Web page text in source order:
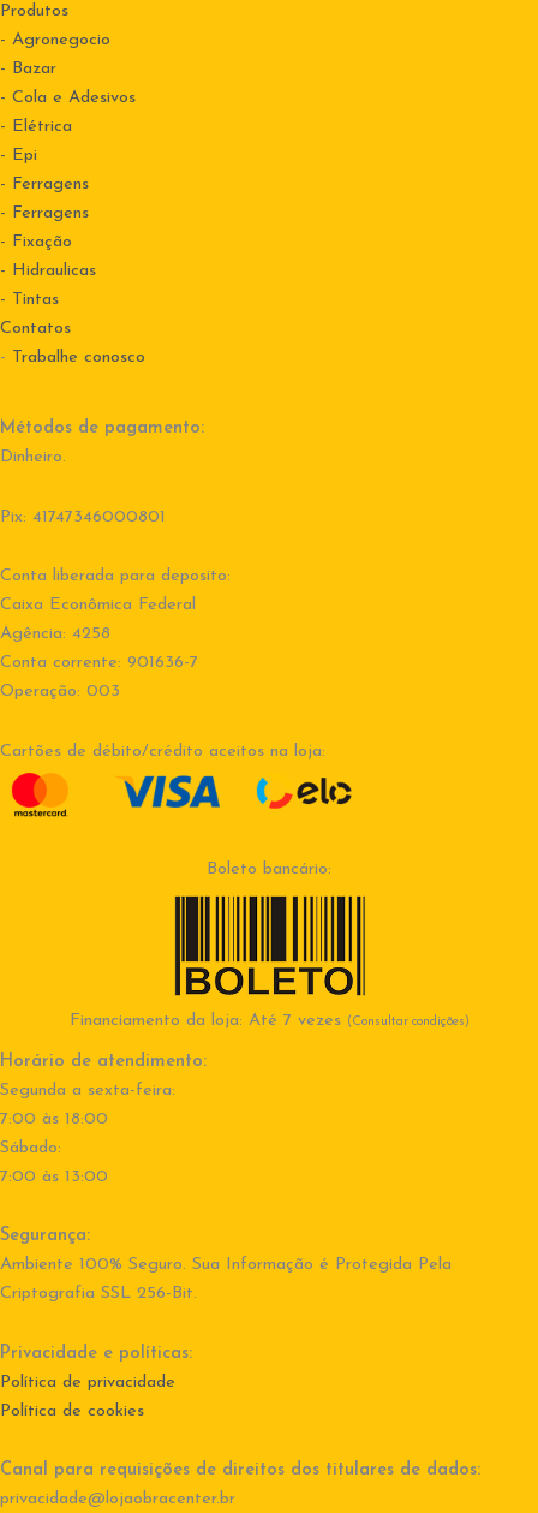
Produtos
- Agronegocio
- Bazar
- Cola e Adesivos
- Elétrica
- Epi
- Ferragens
- Ferragens
- Fixação
- Hidraulicas
- Tintas
Contatos
- Trabalhe conosco
Métodos de pagamento:
Dinheiro.
Pix: 41747346000801
Conta liberada para deposito:
Caixa Econômica Federal
Agência: 4258
Conta corrente: 901636-7
Operação: 003
Cartões de débito/crédito aceitos na loja:
Boleto bancário:
Financiamento da loja: Até 7 vezes (Consultar condições)
Horário de atendimento:
Segunda a sexta-feira:
7:00 às 18:00
Sábado:
7:00 às 13:00
Segurança:
Ambiente 100% Seguro. Sua Informação é Protegida Pela
Criptografia SSL 256-Bit.
Privacidade e políticas:
Política de privacidade
Política de cookies
Canal para requisições de direitos dos titulares de dados:
privacidade@lojaobracenter.br